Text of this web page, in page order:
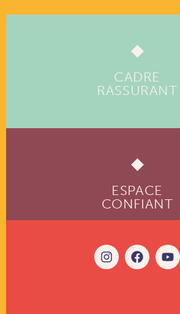
CADRE
RASSURANT
ESPACE
CONFIANT